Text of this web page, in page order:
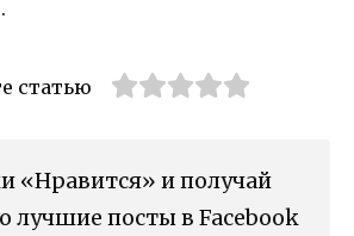
статью
«Нравится» и получай
лучшие посты в Facebook